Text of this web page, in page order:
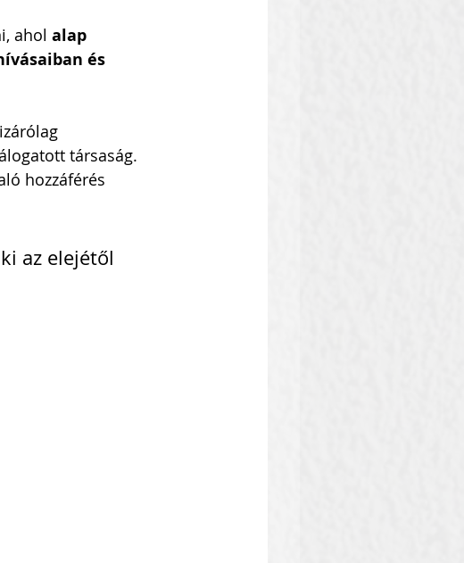
ahol alap
és
társaság.
hozzáférés
az elejétől